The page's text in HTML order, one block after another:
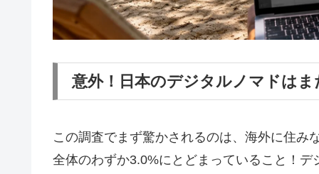
意外！日本のデジタルノマドは
この調査でまず驚かされるのは、海外に住み
全体のわずか3.0%にとどまっていること！